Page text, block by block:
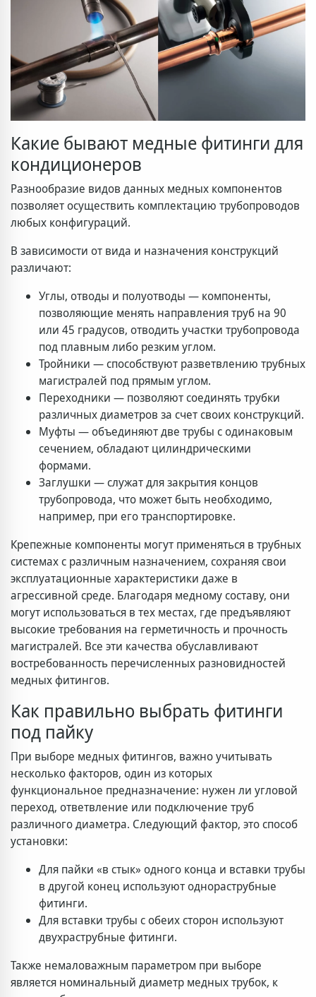
Какие бывают медные фитинги для
кондиционеров
Разнообразие видов данных медных компонентов
позволяет осуществить комплектацию трубопроводов
любых конфигураций.
В зависимости от вида и назначения конструкций
различают:
Углы, отводы и полуотводы — компоненты,
позволяющие менять направления труб на 90
или 45 градусов, отводить участки трубопровода
под плавным либо резким углом.
Тройники — способствуют разветвлению трубных
магистралей под прямым углом.
Переходники — позволяют соединять трубки
различных диаметров за счет своих конструкций.
Муфты — объединяют две трубы с одинаковым
сечением, обладают цилиндрическими
формами.
Заглушки — служат для закрытия концов
трубопровода, что может быть необходимо,
например, при его транспортировке.
Крепежные компоненты могут применяться в трубных
системах с различным назначением, сохраняя свои
эксплуатационные характеристики даже в
агрессивной среде. Благодаря медному составу, они
могут использоваться в тех местах, где предъявляют
высокие требования на герметичность и прочность
магистралей. Все эти качества обуславливают
востребованность перечисленных разновидностей
медных фитингов.
Как правильно выбрать фитинги
под пайку
При выборе медных фитингов, важно учитывать
несколько факторов, один из которых
функциональное предназначение: нужен ли угловой
переход, ответвление или подключение труб
различного диаметра. Следующий фактор, это способ
установки:
Для пайки «в стык» одного конца и вставки трубы
в другой конец используют однораструбные
фитинги.
Для вставки трубы с обеих сторон используют
двухраструбные фитинги.
Также немаловажным параметром при выборе
является номинальный диаметр медных трубок, к